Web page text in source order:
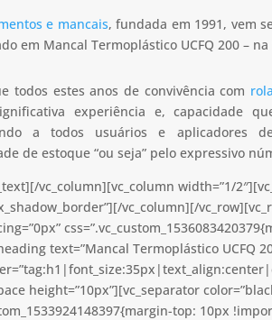
e mancais, fundada em 1991, vem
em Mancal Termoplástico UCFQ 200 – na
todos estes anos de convivência com
experiência e, capacidade
a todos usuários e aplicadores
de estoque “ou seja” pelo expressivo
vc_column][vc_column width=”1/
vc_column][/
text=”Mancal Termoplástico UCFQ
height=”10px”][vc_separator
top: 10px